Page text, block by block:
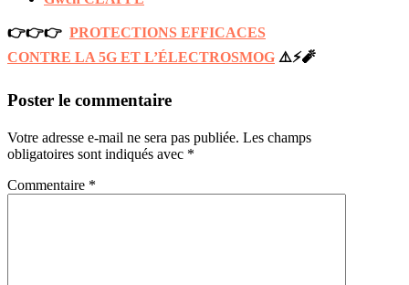
👉👉👉 PROTECTIONS EFFICACES
CONTRE LA 5G ET L’ÉLECTROSMOG ⚠️⚡️🧨
Poster le commentaire
Votre adresse e-mail ne sera pas publiée. Les champs
obligatoires sont indiqués avec *
Commentaire *